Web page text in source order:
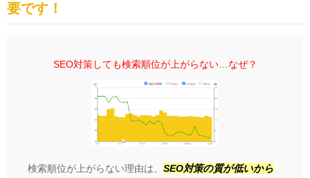
要です！
SEO対策しても検索順位が上がらない…なぜ？
検索順位が上がらない理由は、 SEO対策の質が低いから